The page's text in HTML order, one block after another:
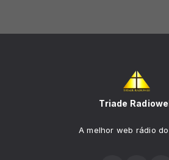
Triade
A melhor web rádio